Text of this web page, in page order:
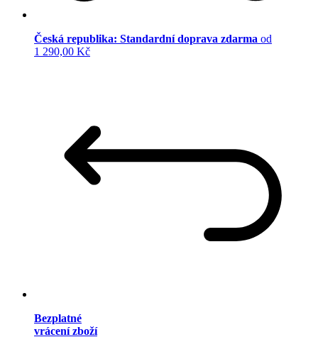
Česká republika: Standardní doprava zdarma od
1 290,00 Kč
Bezplatné
vrácení zboží